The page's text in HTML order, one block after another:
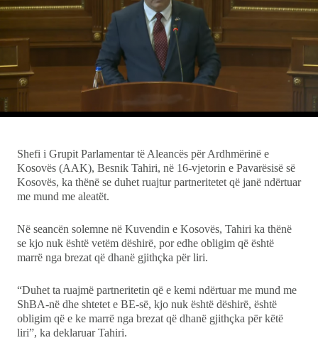
Kulturë
Showbiz
Teknologji
Udhëtime
DuVideo
Shefi i Grupit Parlamentar të Aleancës për Ardhmërinë e
Kosovës (AAK), Besnik Tahiri, në 16-vjetorin e Pavarësisë së
Kosovës, ka thënë se duhet ruajtur partneritetet që janë ndërtuar
me mund me aleatët.
Në seancën solemne në Kuvendin e Kosovës, Tahiri ka thënë
se kjo nuk është vetëm dëshirë, por edhe obligim që është
marrë nga brezat që dhanë gjithçka për liri.
“Duhet ta ruajmë partneritetin që e kemi ndërtuar me mund me
ShBA-në dhe shtetet e BE-së, kjo nuk është dëshirë, është
obligim që e ke marrë nga brezat që dhanë gjithçka për këtë
liri”, ka deklaruar Tahiri.